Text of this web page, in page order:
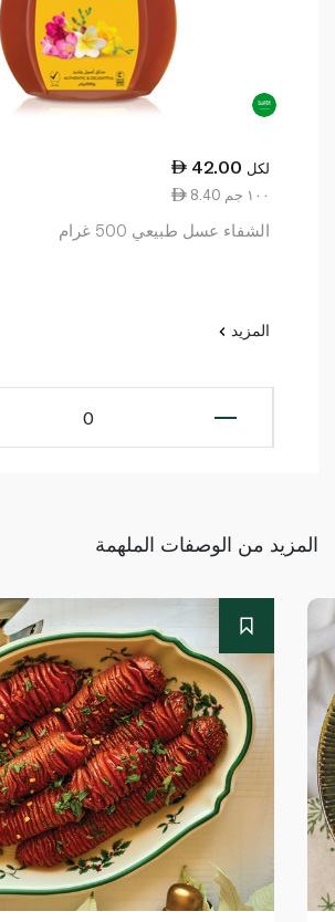
42.00 لكل
8.40 ١٠٠ جم
الشفاء عسل طبيعي 500 غرام
المزيد
0
المزيد من الوصفات الملهمة